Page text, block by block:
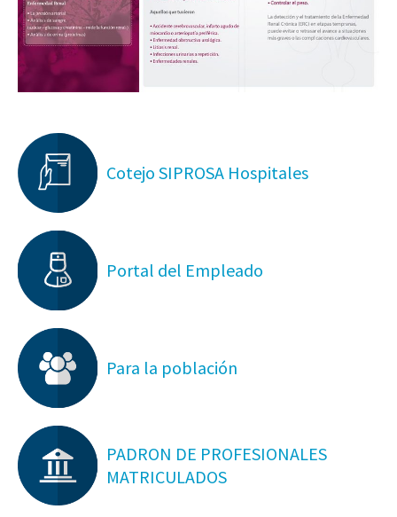
Cotejo SIPROSA Hospitales
Portal del Empleado
Para la población
PADRON DE PROFESIONALES
MATRICULADOS